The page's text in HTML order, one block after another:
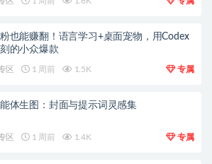
也能赚翻！语言学习+桌面宠物，用Codex
的小众爆款
区 1 周前 1.5K 专属
体生图：封面与提示词灵感集
区 1 周前 1.4K 专属